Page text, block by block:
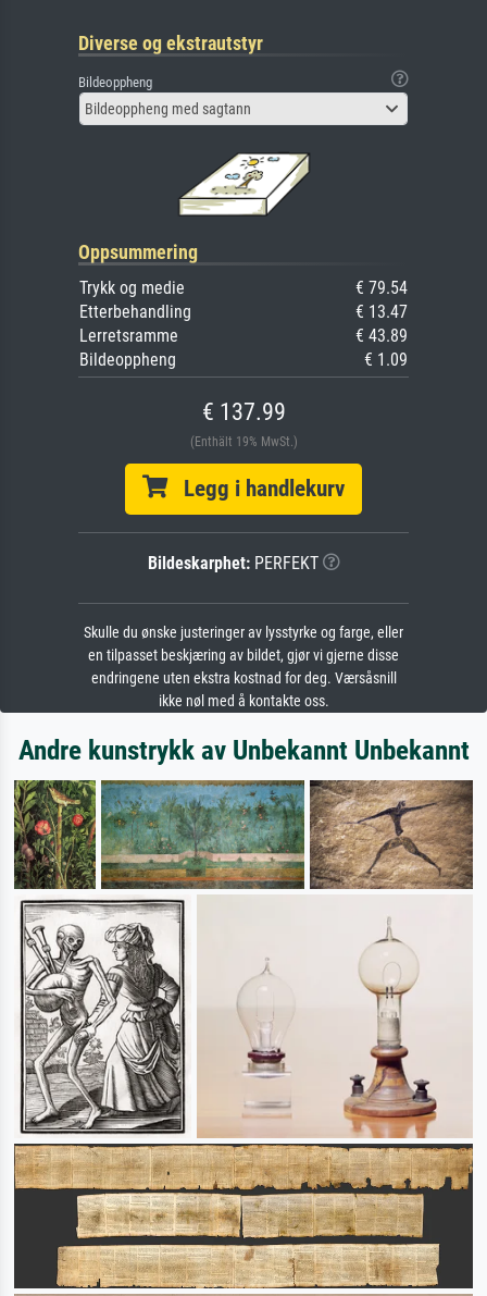
Diverse og ekstrautstyr
Bildeoppheng
Bildeoppheng med sagtann
Oppsummering
Trykk og medie
€ 79.54
Etterbehandling
€ 13.47
Lerretsramme
€ 43.89
Bildeoppheng
€ 1.09
€ 137.99
(Enthält 19% MwSt.)
Legg i handlekurv
Bildeskarphet:PERFEKT
Skulle du ønske justeringer av lysstyrke og farge, eller
en tilpasset beskjæring av bildet, gjør vi gjerne disse
endringene uten ekstra kostnad for deg. Værsåsnill
ikke nøl med å kontakte oss.
Andre kunstrykk av Unbekannt Unbekannt